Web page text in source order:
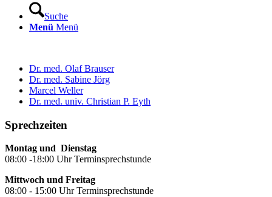
Suche
Menü Menü
Dr. med. Olaf Brauser
Dr. med. Sabine Jörg
Marcel Weller
Dr. med. univ. Christian P. Eyth
Sprechzeiten
Montag und Dienstag
08:00 -18:00 Uhr Terminsprechstunde
Mittwoch und Freitag
08:00 - 15:00 Uhr Terminsprechstunde